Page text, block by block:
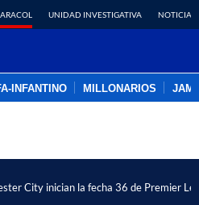
UNIDAD INVESTIGATIVA NOTICIAS
INFANTINO MILLONARIOS
City inician la fecha 36 de Premier